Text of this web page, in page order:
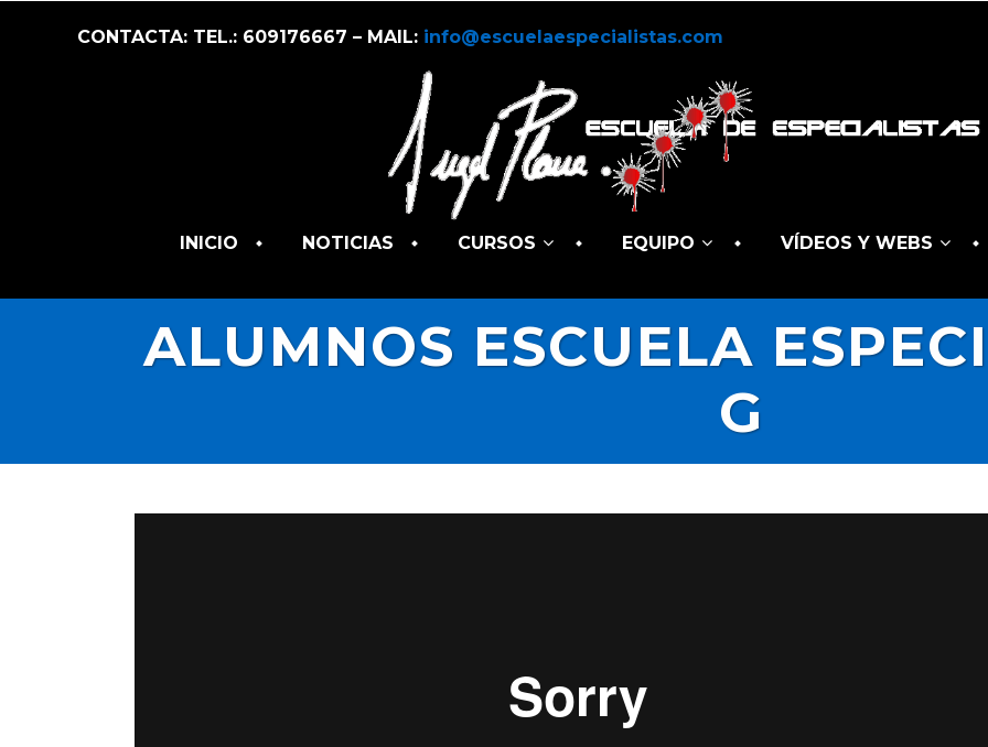
CONTACTA: TEL.: 609176667 – MAIL: info@escuelaespecialistas.com
INICIO NOTICIAS CURSOS EQUIPO VÍDEOS Y WEBS
ALUMNOS ESCUELA
G